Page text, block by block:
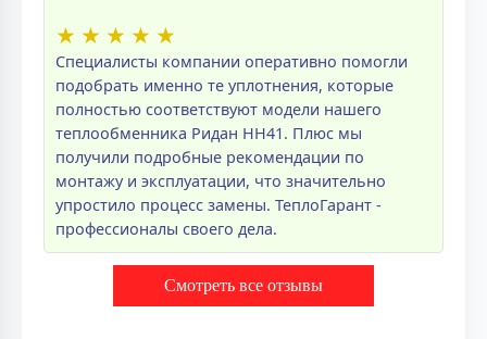
★ ★ ★ ★ ★
Специалисты компании оперативно помогли
подобрать именно те уплотнения, которые
полностью соответствуют модели нашего
теплообменника Ридан НН41. Плюс мы
получили подробные рекомендации по
монтажу и эксплуатации, что значительно
упростило процесс замены. ТеплоГарант -
профессионалы своего дела.
Смотреть все отзывы